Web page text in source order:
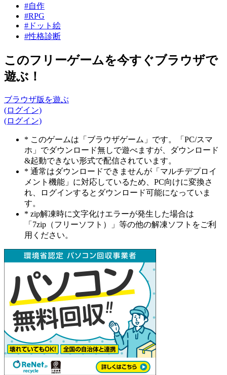
#自作
#RPG
#ドット絵
#性格診断
このフリーゲームを今すぐブラウザで
遊ぶ！
ブラウザ版を遊ぶ
(ログイン)
(ログイン)
* このゲームは「ブラウザゲーム」です。「PC/スマ
ホ」でダウンロード無しで遊べますが、ダウンロード
&起動できない形式で配信されています。
* 通常はダウンロードできませんが「マルチデプロイ
メント機能」に対応しているため、PC向けに変換さ
れ、ログインするとダウンロード可能になっていま
す。
* zip解凍時に文字化けエラーが発生した場合は
「7zip（フリーソフト）」等の他の解凍ソフトをご利
用ください。